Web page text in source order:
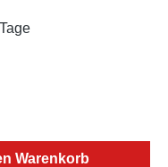
Warenkorb